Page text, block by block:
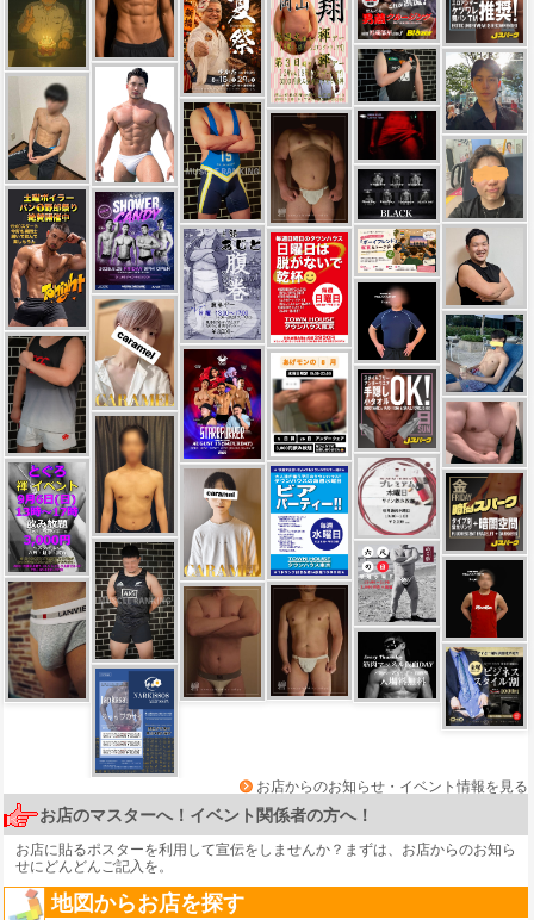
お店からのお知らせ・イベント情報を見る
お店のマスターへ！イベント関係者の方へ！
お店に貼るポスターを利用して宣伝をしませんか？まずは、 お店からのお知ら
せにどんどんご記入を。
地図からお店を探す